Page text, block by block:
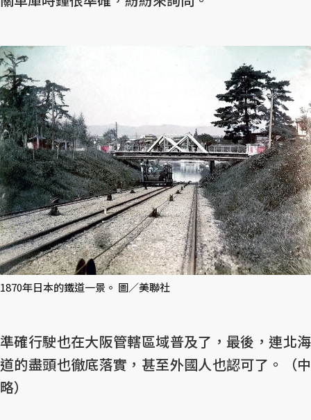
1870年日本的鐵道一景。 圖／美聯社
準確行駛也在大阪管轄區域普及了，最後，連北海
道的盡頭也徹底落實，甚至外國人也認可了。（中
略）